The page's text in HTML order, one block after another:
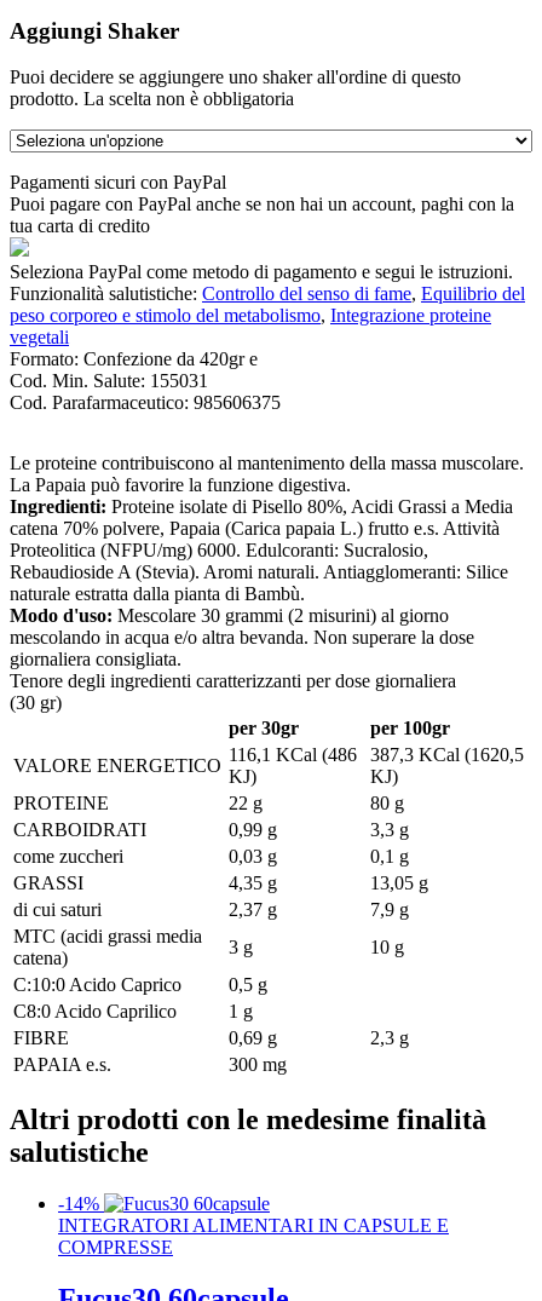
Aggiungi Shaker
Puoi decidere se aggiungere uno shaker all'ordine di questo
prodotto. La scelta non è obbligatoria
Pagamenti sicuri con PayPal
Puoi pagare con PayPal anche se non hai un account, paghi con la
tua carta di credito
Seleziona PayPal come metodo di pagamento e segui le istruzioni.
Funzionalità salutistiche: Controllo del senso di fame, Equilibrio del
peso corporeo e stimolo del metabolismo, Integrazione proteine
vegetali
Formato: Confezione da 420gr e
Cod. Min. Salute: 155031
Cod. Parafarmaceutico: 985606375
Le proteine contribuiscono al mantenimento della massa muscolare.
La Papaia può favorire la funzione digestiva.
Ingredienti: Proteine isolate di Pisello 80%, Acidi Grassi a Media
catena 70% polvere, Papaia (Carica papaia L.) frutto e.s. Attività
Proteolitica (NFPU/mg) 6000. Edulcoranti: Sucralosio,
Rebaudioside A (Stevia). Aromi naturali. Antiagglomeranti: Silice
naturale estratta dalla pianta di Bambù.
Modo d'uso: Mescolare 30 grammi (2 misurini) al giorno
mescolando in acqua e/o altra bevanda. Non superare la dose
giornaliera consigliata.
Tenore degli ingredienti caratterizzanti per dose giornaliera
(30 gr)
per 30gr
per 100gr
VALORE ENERGETICO
116,1 KCal (486
KJ)
387,3 KCal (1620,5
KJ)
PROTEINE
22 g
80 g
CARBOIDRATI
0,99 g
3,3 g
come zuccheri
0,03 g
0,1 g
GRASSI
4,35 g
13,05 g
di cui saturi
2,37 g
7,9 g
MTC (acidi grassi media
catena)
3 g
10 g
C:10:0 Acido Caprico
0,5 g
C8:0 Acido Caprilico
1 g
FIBRE
0,69 g
2,3 g
PAPAIA e.s.
300 mg
Altri prodotti con le medesime finalità
salutistiche
-14%
INTEGRATORI ALIMENTARI IN CAPSULE E
COMPRESSE